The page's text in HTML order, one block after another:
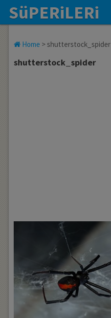
SüPERiLERi
Home >shutterstock_spider
shutterstock_spider